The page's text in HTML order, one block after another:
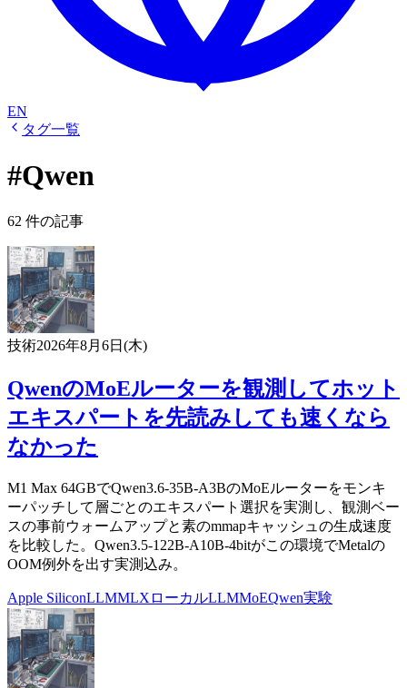
EN
タグ一覧
#Qwen
62 件の記事
技術2026年8月6日(木)
QwenのMoEルーターを観測してホット
エキスパートを先読みしても速くなら
なかった
M1 Max 64GBでQwen3.6-35B-A3BのMoEルーターをモンキ
ーパッチして層ごとのエキスパート選択を実測し、観測ベー
スの事前ウォームアップと素のmmapキャッシュの生成速度
を比較した。Qwen3.5-122B-A10B-4bitがこの環境でMetalの
OOM例外を出す実測込み。
Apple SiliconLLMMLX ローカルLLMMoEQwen実験